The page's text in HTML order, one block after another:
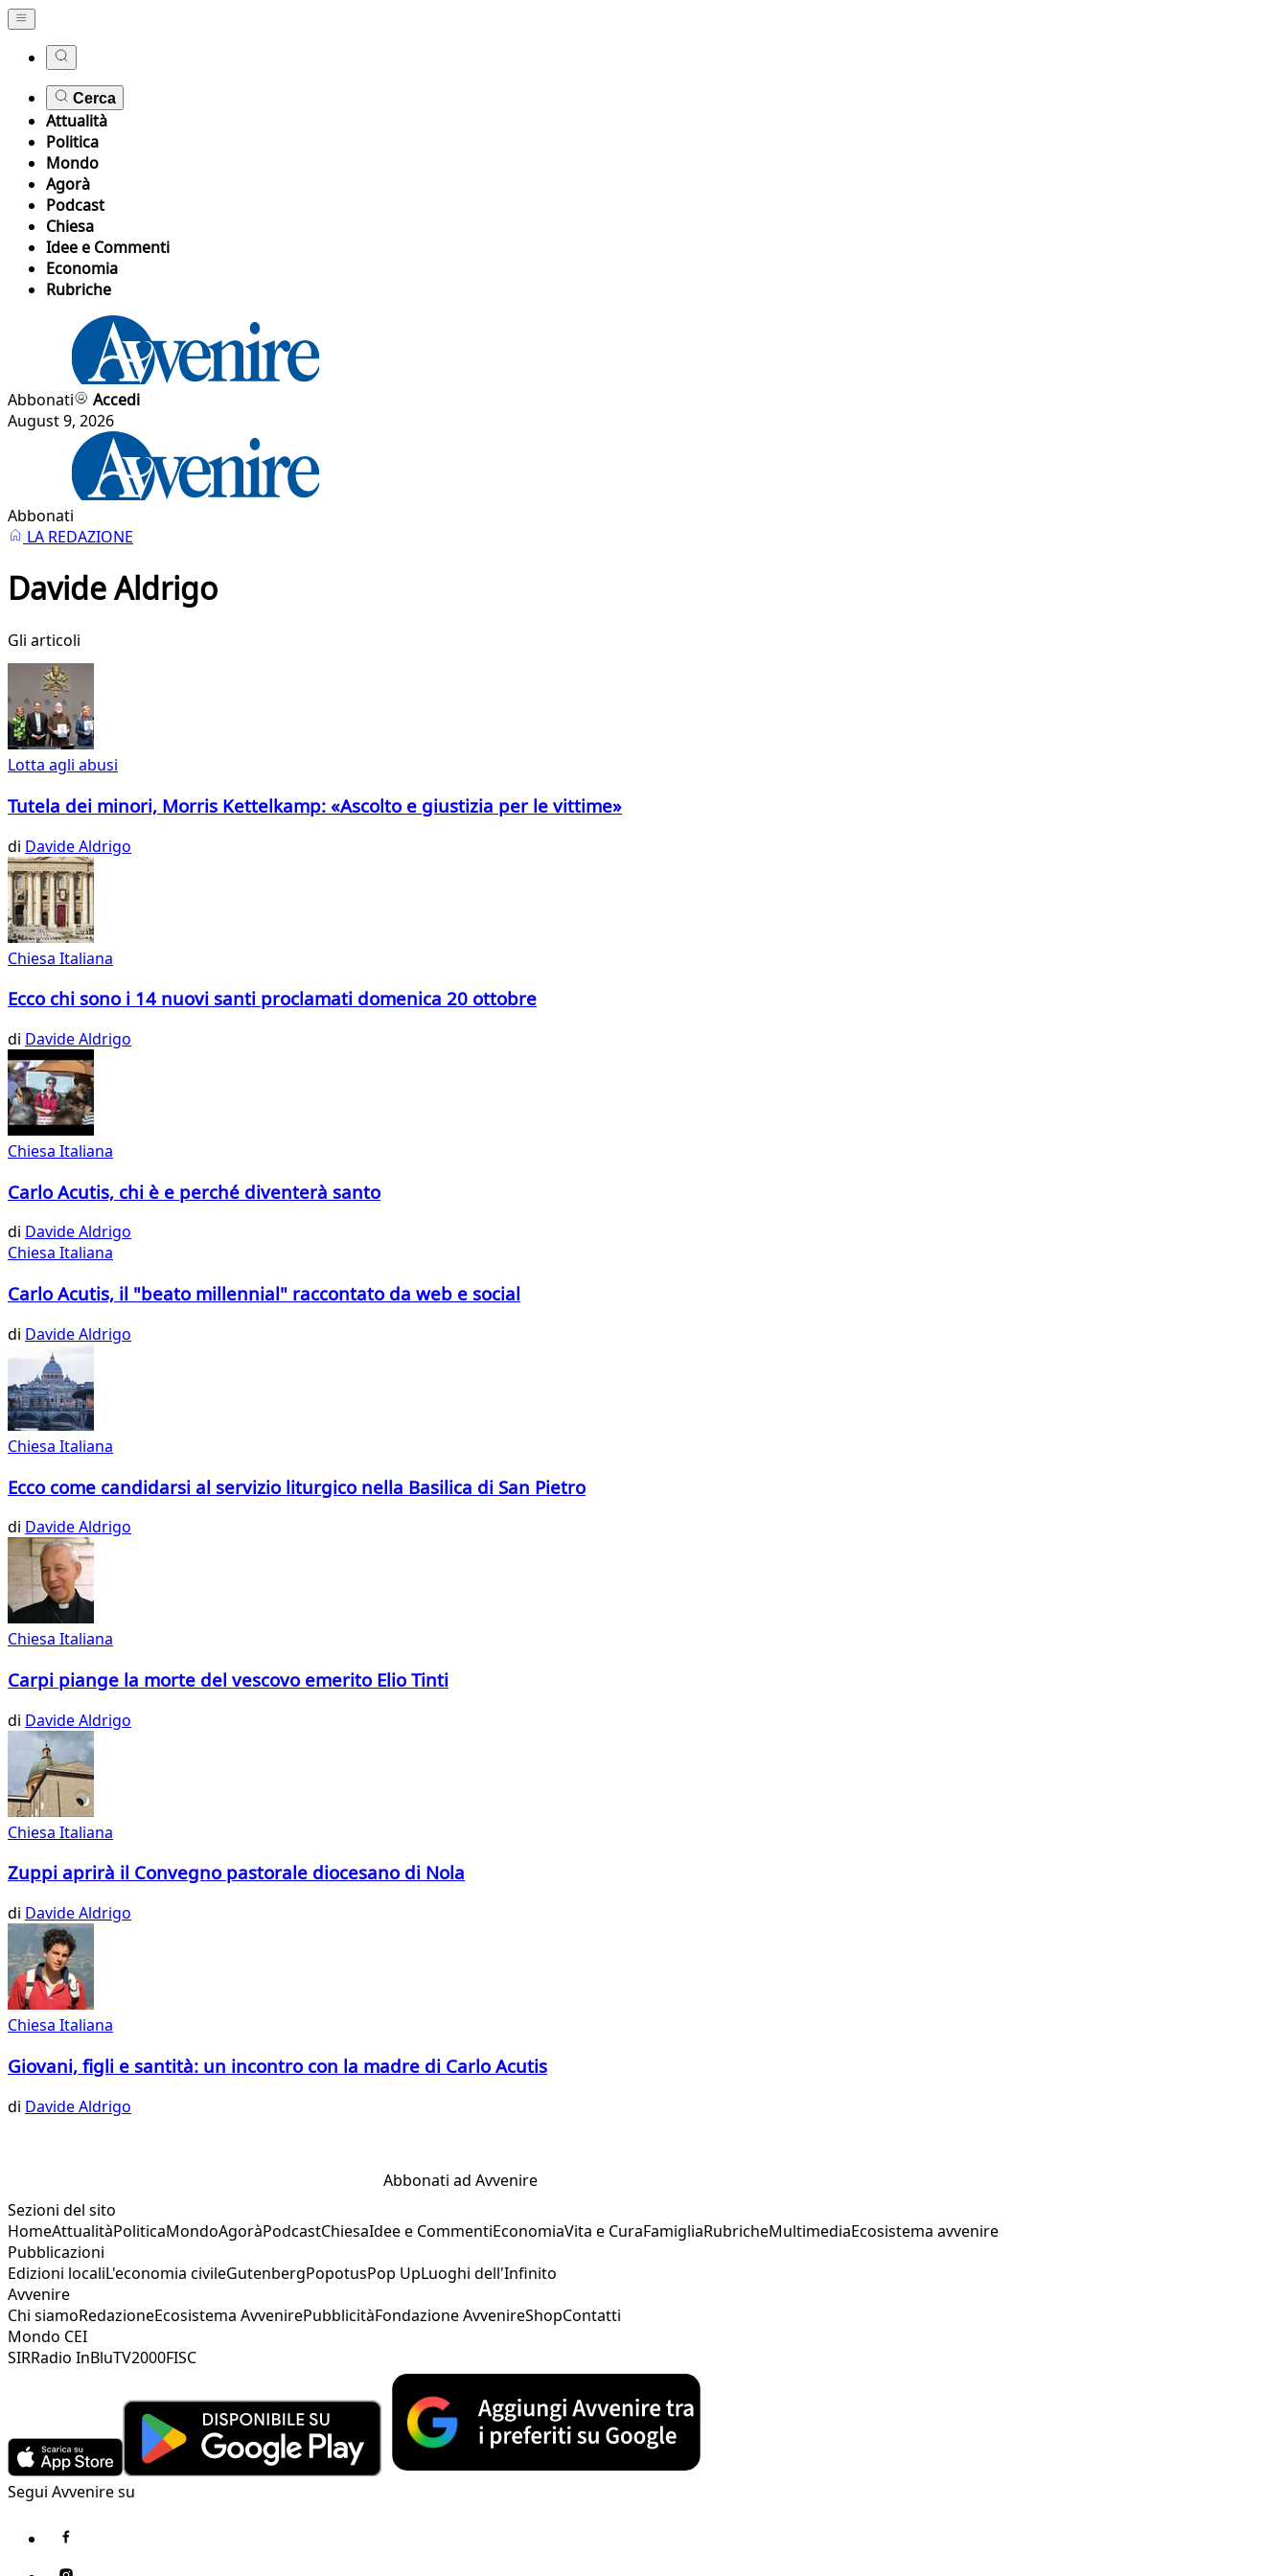
Cerca
Attualità
Politica
Mondo
Agorà
Podcast
Chiesa
Idee e Commenti
Economia
Rubriche
Abbonati
Accedi
August 9, 2026
Abbonati
LA REDAZIONE
Davide Aldrigo
Gli articoli
Lotta agli abusi
Tutela dei minori, Morris Kettelkamp: «Ascolto e giustizia per le vittime»
di Davide Aldrigo
Chiesa Italiana
Ecco chi sono i 14 nuovi santi proclamati domenica 20 ottobre
di Davide Aldrigo
Chiesa Italiana
Carlo Acutis, chi è e perché diventerà santo
di Davide Aldrigo
Chiesa Italiana
Carlo Acutis, il "beato millennial" raccontato da web e social
di Davide Aldrigo
Chiesa Italiana
Ecco come candidarsi al servizio liturgico nella Basilica di San Pietro
di Davide Aldrigo
Chiesa Italiana
Carpi piange la morte del vescovo emerito Elio Tinti
di Davide Aldrigo
Chiesa Italiana
Zuppi aprirà il Convegno pastorale diocesano di Nola
di Davide Aldrigo
Chiesa Italiana
Giovani, figli e santità: un incontro con la madre di Carlo Acutis
di Davide Aldrigo
Abbonati ad Avvenire
Sezioni del sito
HomeAttualitàPoliticaMondoAgoràPodcastChiesaIdee e CommentiEconomiaVita e CuraFamigliaRubricheMultimediaEcosistema avvenire
Pubblicazioni
Edizioni localiL'economia civileGutenbergPopotusPop UpLuoghi dell'Infinito
Avvenire
Chi siamoRedazioneEcosistema AvvenirePubblicitàFondazione AvvenireShopContatti
Mondo CEI
SIRRadio InBluTV2000FISC
Segui Avvenire su